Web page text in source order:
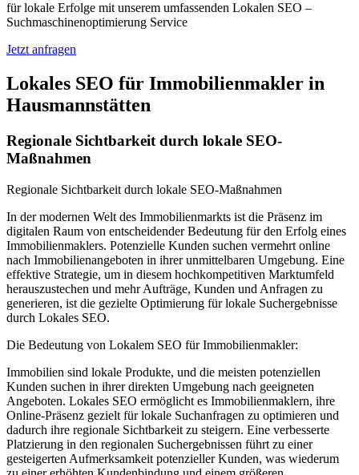
für lokale Erfolge mit unserem umfassenden Lokalen SEO –
Suchmaschinenoptimierung Service
Jetzt anfragen
Lokales SEO für Immobilienmakler in
Hausmannstätten
Regionale Sichtbarkeit durch lokale SEO-
Maßnahmen
Regionale Sichtbarkeit durch lokale SEO-Maßnahmen
In der modernen Welt des Immobilienmarkts ist die Präsenz im
digitalen Raum von entscheidender Bedeutung für den Erfolg eines
Immobilienmaklers. Potenzielle Kunden suchen vermehrt online
nach Immobilienangeboten in ihrer unmittelbaren Umgebung. Eine
effektive Strategie, um in diesem hochkompetitiven Marktumfeld
herauszustechen und mehr Aufträge, Kunden und Anfragen zu
generieren, ist die gezielte Optimierung für lokale Suchergebnisse
durch Lokales SEO.
Die Bedeutung von Lokalem SEO für Immobilienmakler:
Immobilien sind lokale Produkte, und die meisten potenziellen
Kunden suchen in ihrer direkten Umgebung nach geeigneten
Angeboten. Lokales SEO ermöglicht es Immobilienmaklern, ihre
Online-Präsenz gezielt für lokale Suchanfragen zu optimieren und
dadurch ihre regionale Sichtbarkeit zu steigern. Eine verbesserte
Platzierung in den regionalen Suchergebnissen führt zu einer
gesteigerten Aufmerksamkeit potenzieller Kunden, was wiederum